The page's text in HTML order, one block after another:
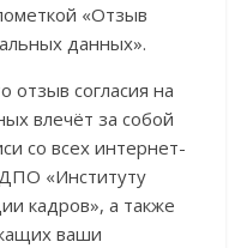
«Отзыв
данных».
согласия на
влечёт за собой
со всех интернет-
«Институту
кадров», а также
ваши